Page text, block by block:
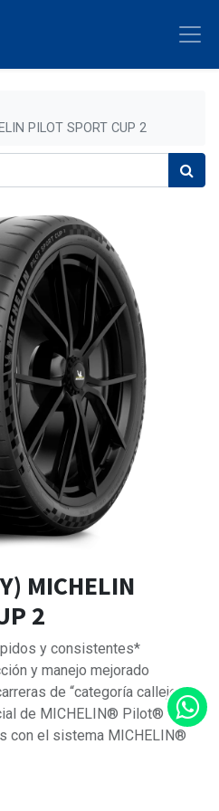
PILOT SPORT CUP 2
MICHELIN
2
y consistentes*
y manejo mejorado
de “categoría callejera
de MICHELIN® Pilot® Sport
con el sistema MICHELIN®